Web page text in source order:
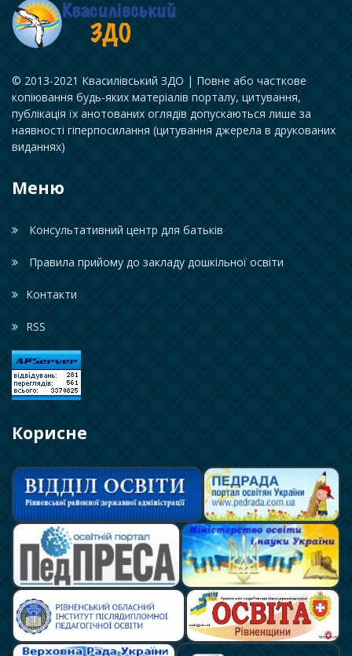
© 2013-2021 Квасилівський ЗДО | Повне або часткове
копіювання будь-яких матеріалів порталу, цитування,
публікація їх анотованих оглядів допускаються лише за
наявності гіперпосилання (цитування джерела в друкованих
виданнях)
Меню
Консультативний центр для батьків
Правила прийому до закладу дошкільної освіти
Контакти
RSS
Корисне